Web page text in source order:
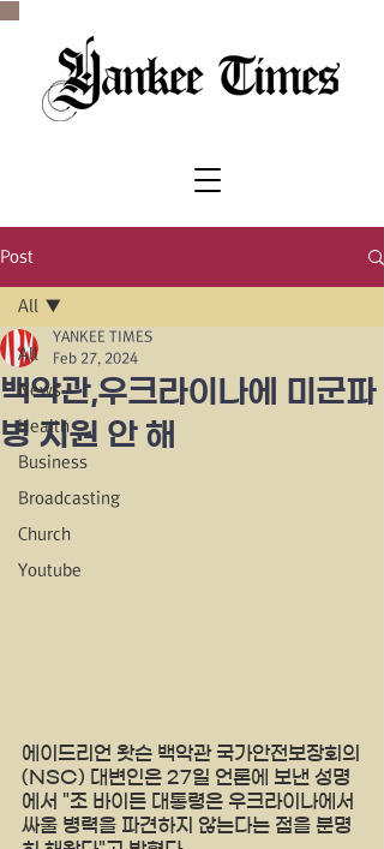
Post
All
News
Health
Business
Broadcasting
Church
Youtube
All
백악관,우크라이나에 미군파
병 지원 안 해
YANKEE TIMES
Feb 27, 2024
에이드리언 왓슨 백악관 국가안전보장회의
(NSC) 대변인은 27일 언론에 보낸 성명
에서 "조 바이든 대통령은 우크라이나에서
싸울 병력을 파견하지 않는다는 점을 분명